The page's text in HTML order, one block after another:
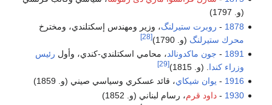
(و. 1797)
1878
- روبرت ستيرلنگ، وزير ومهندس إسكتلندي، ومخترخ
محرك ستيرلنگ (و. 1790) [28]
1891
- جون ماكدونالد، محامي اسكتلندي-كندي، وأول رئيس
وزراء كندا . (و. 1815) [29]
1916
- يوان شيكاي، قائد عسكري وسياسي صيني (و. 1859)
1930
-داود قرم، رسام لبناني (و. 1852)